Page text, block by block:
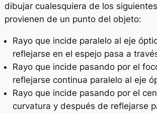
dibujar cualesquiera de los
provienen de un punto del objeto:
Rayo que incide paralelo al eje
reflejarse en el espejo pasa a
Rayo que incide pasando por el
reflejarse continua paralelo al eje
Rayo que incide pasando por el
curvatura y después de reflejarse